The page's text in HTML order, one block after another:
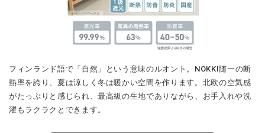
熱率を誇り、夏は涼しく冬は暖かい空間を作ります。
がたっぷりと感じられ、最高級の生地でありながら、お手入れや洗
濯もラクラクとできます。
Luonto-ルオント-を詳しく見る
ナチュラル